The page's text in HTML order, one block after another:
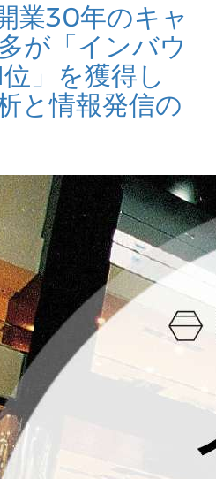
業30年のキャ
が「インバウ
」を獲得し
と情報発信の